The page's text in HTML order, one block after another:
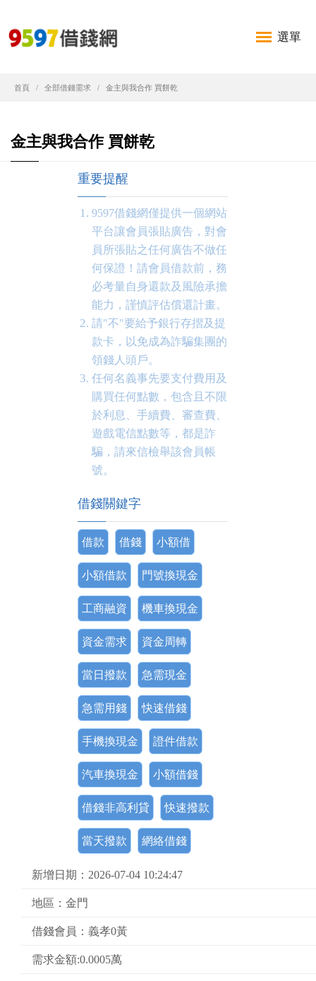
選單
首頁 全部借錢需求 金主與我合作 買餅乾
金主與我合作 買餅乾
重要提醒
9597借錢網僅提供一個網站
平台讓會員張貼廣告，對會
員所張貼之任何廣告不做任
何保證！請會員借款前，務
必考量自身還款及風險承擔
能力，謹慎評估償還計畫。
請"不"要給予銀行存摺及提
款卡，以免成為詐騙集團的
領錢人頭戶。
任何名義事先要支付費用及
購買任何點數，包含且不限
於利息、手續費、審查費、
遊戲電信點數等，都是詐
騙，請來信檢舉該會員帳
號。
借錢關鍵字
借款 借錢 小額借
小額借款 門號換現金
工商融資 機車換現金
資金需求 資金周轉
當日撥款 急需現金
急需用錢 快速借錢
手機換現金 證件借款
汽車換現金 小額借錢
借錢非高利貸 快速撥款
當天撥款 網絡借錢
新增日期：2026-07-04 10:24:47
地區：金門
借錢會員：義孝0黃
需求金額:0.0005萬